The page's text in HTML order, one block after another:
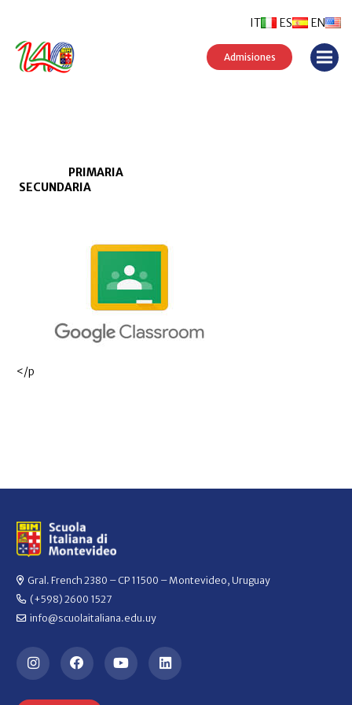
ES EN
IT
Admisiones
PRIMARIA
SECUNDARIA
</p
Gral. French 2380 – CP 11500 – Montevideo, Uruguay
(+598) 2600 1527
info@scuolaitaliana.edu.uy